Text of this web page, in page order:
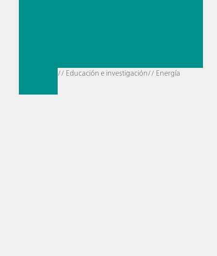
// Educación e investigación// Energía